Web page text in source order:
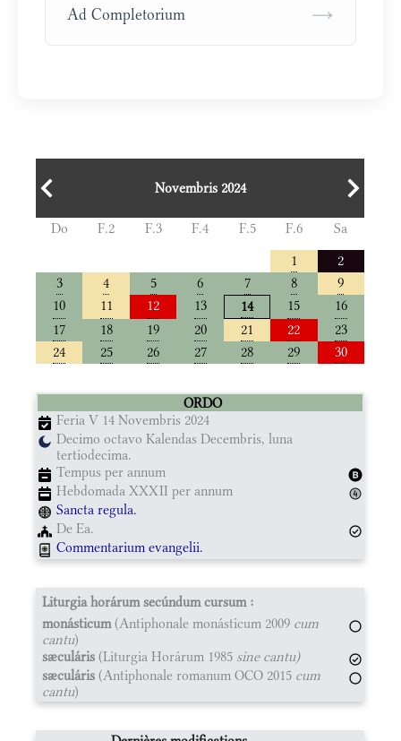
Ad Completorium →
Novembris 2024
Do F.2 F.3 F.4 F.5 F.6
Sa
1
2
3
4 5 6 7 8
9
10
11 12 13 14 15
16
17
18 19 20 21 22
23
24
25 26 27 28 29 30
ORDO
Feria V 14 Novembris 2024
Decimo octavo Kalendas Decembris, luna
tertiodecima.
Tempus per annum
Hebdomada XXXII per annum
Sancta regula.
De Ea.
Commentarium evangelii.
Liturgia horárum secúndum cursum :
monásticum(Antiphonale monásticum 2009 cum
cantu)
sæculáris (Liturgia Horárum 1985 sine cantu)
sæculáris (Antiphonale romanum OCO 2015 cum
cantu)